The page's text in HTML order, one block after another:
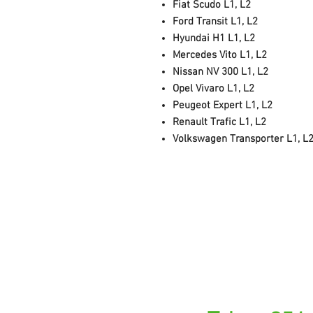
Fiat Scudo L1, L2
Ford Transit L1, L2
Hyundai H1 L1, L2
Mercedes Vito L1, L2
Nissan NV 300 L1, L2
Opel Vivaro L1, L2
Peugeot Expert L1, L2
Renault Trafic L1, L2
Volkswagen Transporter L1, L2